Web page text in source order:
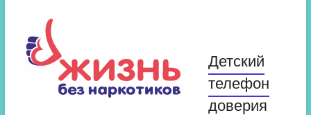
Детский
телефон
доверия